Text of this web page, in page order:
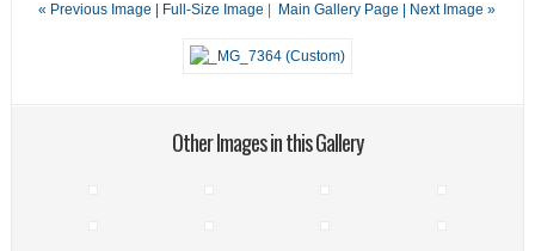
« Previous Image | Full-Size Image Main Gallery Page | Next Image »
Other Images in this Gallery